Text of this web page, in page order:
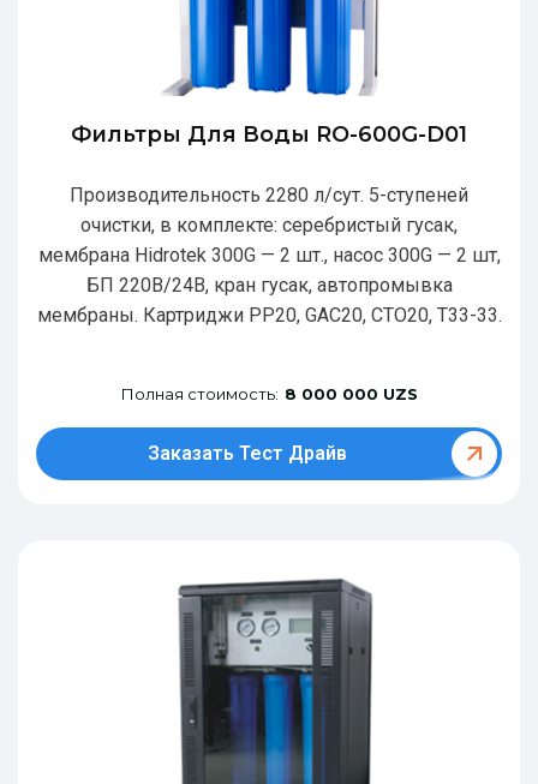
Фильтры Для Воды RO-600G-D01
Производительность 2280 л/сут. 5-ступеней
очистки, в комплекте: серебристый гусак,
мембрана Hidrotek 300G — 2 шт., насос 300G — 2 шт,
БП 220В/24В, кран гусак, автопромывка
мембраны. Картриджи РР20, GAC20, CTO20, T33-33.
Полная стоимость: 8 000 000 UZS
Заказать Тест Драйв